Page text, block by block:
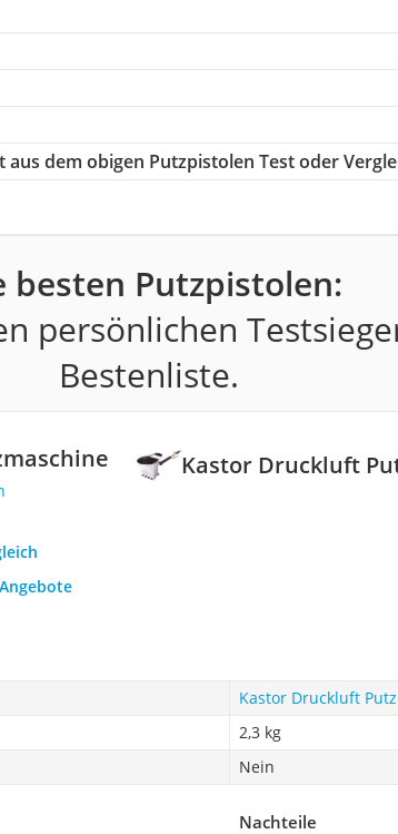
aus dem obigen Putzpistolen Test oder
besten Putzpistolen:
persönlichen
Bestenliste.
Kastor Druckluft
Kastor Druckluft
2,3 kg
Nein
Nachteile